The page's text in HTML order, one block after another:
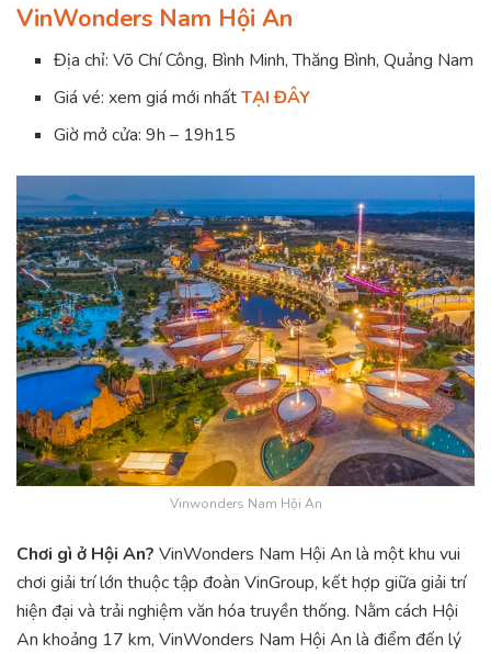
VinWonders Nam Hội An
Địa chỉ: Võ Chí Công, Bình Minh, Thăng Bình, Quảng Nam
Giá vé: xem giá mới nhấtTẠI ĐÂY
Giờ mở cửa: 9h – 19h15
Vinwonders Nam Hội An
Chơi gì ở Hội An? VinWonders Nam Hội An là một khu vui
chơi giải trí lớn thuộc tập đoàn VinGroup, kết hợp giữa giải trí
hiện đại và trải nghiệm văn hóa truyền thống. Nằm cách Hội
An khoảng 17 km, VinWonders Nam Hội An là điểm đến lý